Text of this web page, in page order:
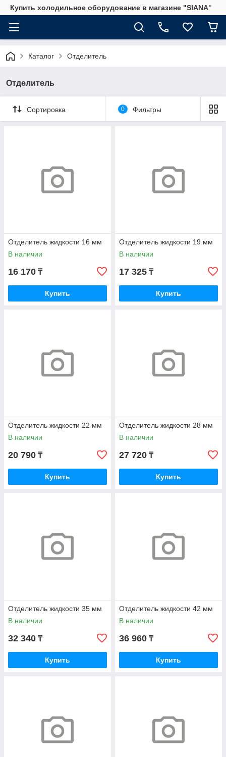
Купить холодильное оборудование в магазине "SIANA"
Каталог Отделитель
Отделитель
Сортировка 0 Фильтры
Отделитель жидкости 16 мм
В наличии
16 170 ₸
Купить
Отделитель жидкости 19 мм
В наличии
17 325 ₸
Купить
Отделитель жидкости 22 мм
В наличии
20 790 ₸
Купить
Отделитель жидкости 28 мм
В наличии
27 720 ₸
Купить
Отделитель жидкости 35 мм
В наличии
32 340 ₸
Купить
Отделитель жидкости 42 мм
В наличии
36 960 ₸
Купить